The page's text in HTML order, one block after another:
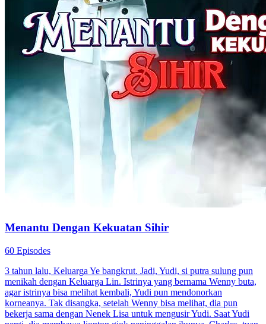
Menantu Dengan Kekuatan Sihir
60 Episodes
3 tahun lalu, Keluarga Ye bangkrut. Jadi, Yudi, si putra sulung pun
menikah dengan Keluarga Lin. Istrinya yang bernama Wenny buta,
agar istrinya bisa melihat kembali, Yudi pun mendonorkan
korneanya. Tak disangka, setelah Wenny bisa melihat, dia pun
bekerja sama dengan Nenek Lisa untuk mengusir Yudi. Saat Yudi